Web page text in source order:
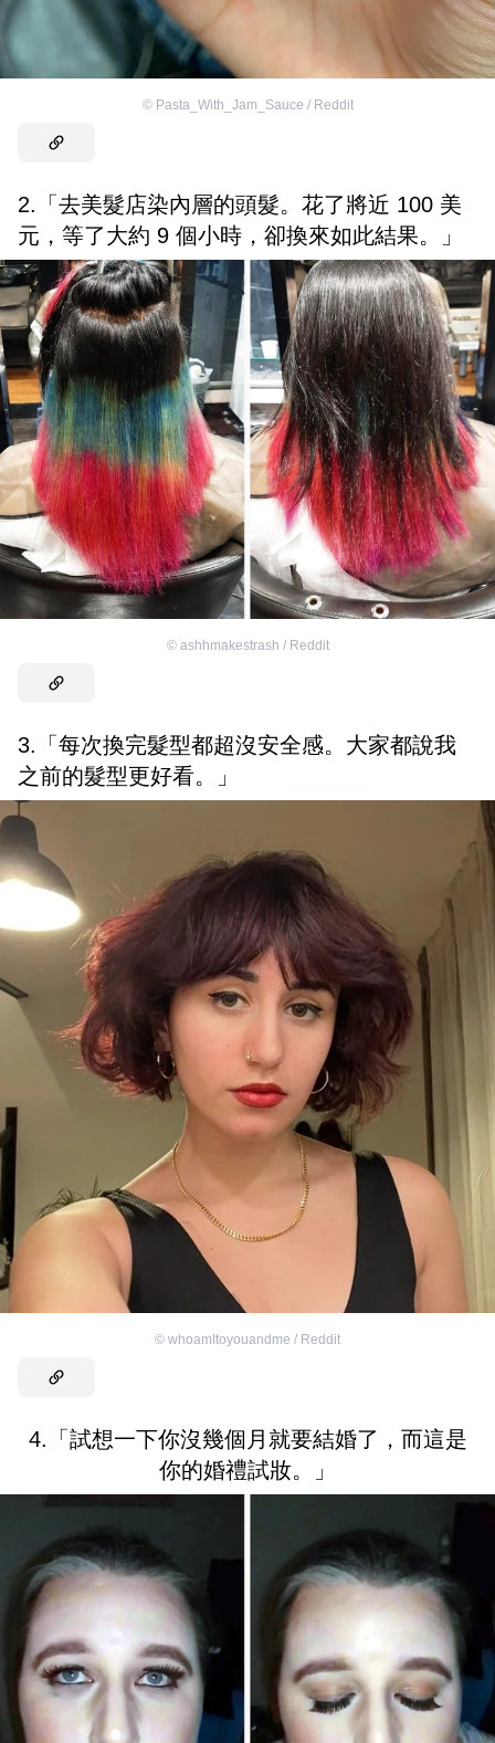
© Pasta_With_Jam_Sauce / Reddit
2.「去美髮店染內層的頭髮。花了將近 100 美
元，等了大約 9 個小時，卻換來如此結果。」
© ashhmakestrash / Reddit
3.「每次換完髮型都超沒安全感。大家都說我
之前的髮型更好看。」
© whoamItoyouandme / Reddit
4.「試想一下你沒幾個月就要結婚了，而這是
你的婚禮試妝。」